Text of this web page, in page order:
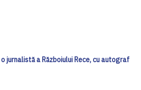
jurnalistă a Războiului Rece, cu autograf